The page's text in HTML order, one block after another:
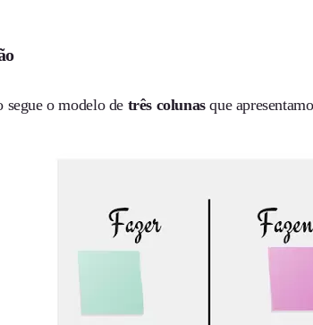
segue o modelo detrês colunasque